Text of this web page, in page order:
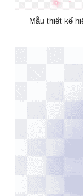
Mẫu thiết kế